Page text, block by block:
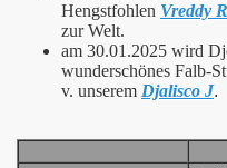
Hengstfohlen Vreddy
zur Welt.
am 30.01.2025 wird
wunderschönes Falb-
v. unserem Djalisco J.